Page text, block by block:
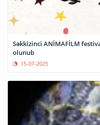
Səkkizinci ANİMAFİLM
olunub
15-07-2025